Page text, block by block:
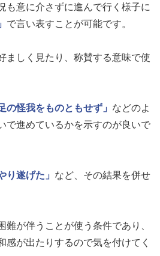
も意に介さずに進んで行く様子に
で言い表すことが可能です。
ましく見たり、称賛する意味で使
の怪我をものともせず」 などのよ
で進めているかを示すのが良いで
り遂げた」 など、その結果を併せ
難が伴うことが使う条件であり、
感が出たりするので気を付けてく